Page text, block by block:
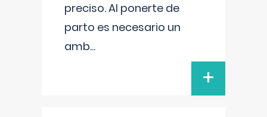
preciso. Al ponerte de
parto es necesario un
amb...
+